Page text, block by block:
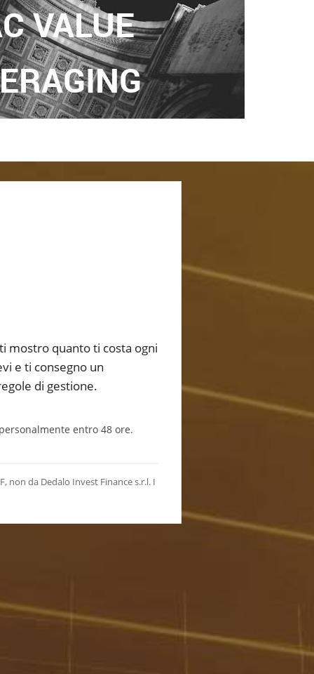
VALUE
mostro quanto ti costa ogni
e ti consegno un
di gestione.
entro 48 ore.
non da Dedalo Invest Finance s.r.l. I